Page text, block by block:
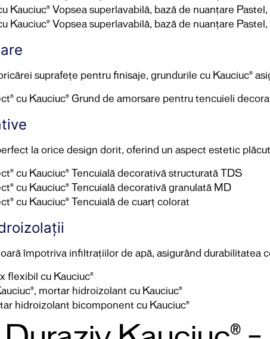
Kauciuc® Vopsea superlavabilă, bază de nuanțare
Kauciuc® Vopsea superlavabilă, bază de nuanțare
suprafețe pentru finisaje, grundurile cu Kauciuc®
cu Kauciuc® Grund de amorsare pentru tencuieli
la orice design dorit, oferind un aspect estetic
cu Kauciuc® Tencuială decorativă structurată TDS
cu Kauciuc® Tencuială decorativă granulată MD
cu Kauciuc® Tencuială de cuarț colorat
împotriva infiltrațiilor de apă, asigurând durabilitatea
flexibil cu Kauciuc®
mortar hidroizolant cu Kauciuc®
hidroizolant bicomponent cu Kauciuc®